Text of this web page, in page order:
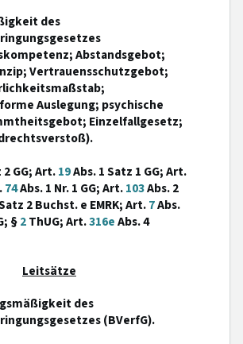
des
Abstandsgebot;
Vertrauensschutzgebot;
Auslegung; psychische
Einzelfallgesetz;
GG; Art.19Abs. 1 Satz 1 GG; Art.
74Abs. 1 Nr. 1 GG; Art.103Abs. 2
2 Buchst. e EMRK; Art.7Abs.
§2ThUG; Art.316eAbs. 4
Leitsätze
des
(BVerfG).